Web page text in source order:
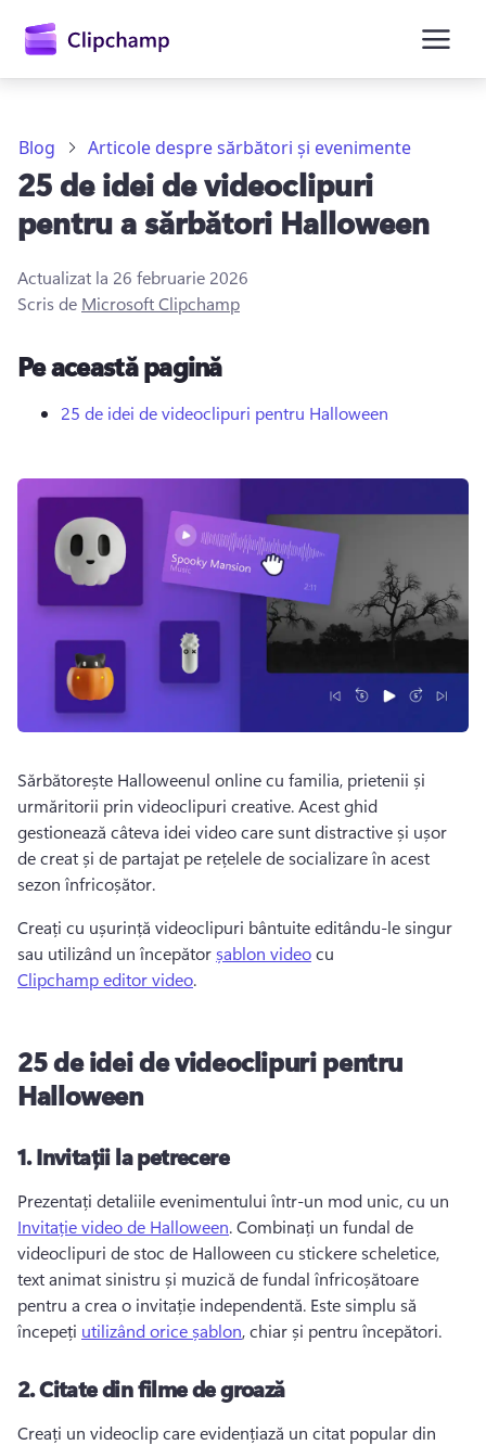
principal
Încercați gratuit
Blog Articole despre sărbători și evenimente
25 de idei de videoclipuri
pentru a sărbători Halloween
Actualizat la 26 februarie 2026
Scris de Microsoft Clipchamp
Pe această pagină
25 de idei de videoclipuri pentru Halloween
Sărbătorește Halloweenul online cu familia, prietenii și
urmăritorii prin videoclipuri creative. Acest ghid
gestionează câteva idei video care sunt distractive și ușor
de creat și de partajat pe rețelele de socializare în acest
sezon înfricoșător.
Creați cu ușurință videoclipuri bântuite editându-le singur
sau utilizând un începător șablon video cu
Clipchamp editor video.
25 de idei de videoclipuri pentru
Halloween
1.Invitații la petrecere
Prezentați detaliile evenimentului într-un mod unic, cu un
Invitație video de Halloween. Combinați un fundal de
videoclipuri de stoc de Halloween cu stickere scheletice,
text animat sinistru și muzică de fundal înfricoșătoare
pentru a crea o invitație independentă. Este simplu să
începeți utilizând orice șablon, chiar și pentru începători.
2.Citate din filme de groază
Creați un videoclip care evidențiază un citat popular din